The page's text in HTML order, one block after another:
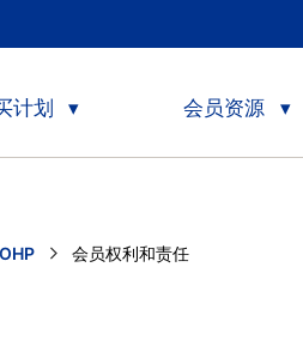
计划 会员资源
Current:
会员权利和责任